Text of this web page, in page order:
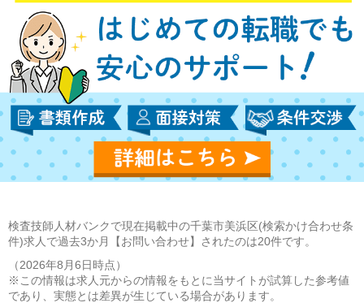
検査技師人材バンクで現在掲載中の千葉市美浜区(検索かけ合わせ条
件)求人で過去3か月【お問い合わせ】されたのは20件です。
（2026年8月6日時点）
※この情報は求人元からの情報をもとに当サイトが試算した参考値
であり、実態とは差異が生じている場合があります。